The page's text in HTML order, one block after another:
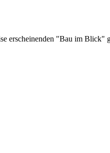
erscheinenden "Bau im Blick"